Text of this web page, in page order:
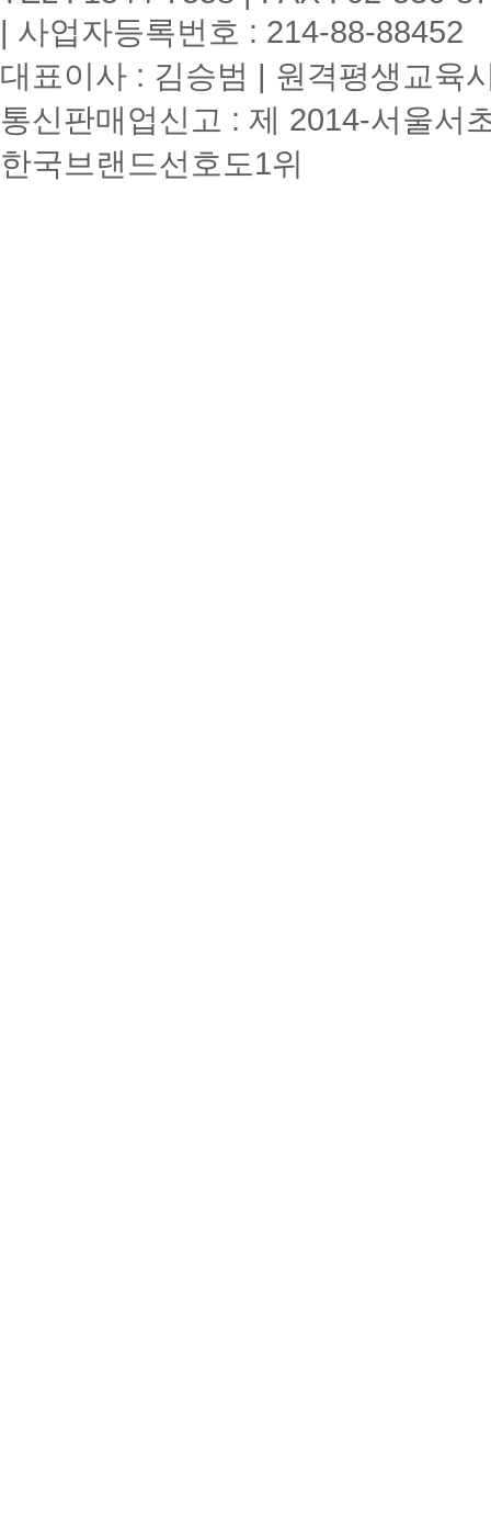
| 사업자등록번호 : 214-88-88452
대표이사 : 김승범 | 원격평생교육
통신판매업신고 : 제 2014-서울서
한국브랜드선호도1위